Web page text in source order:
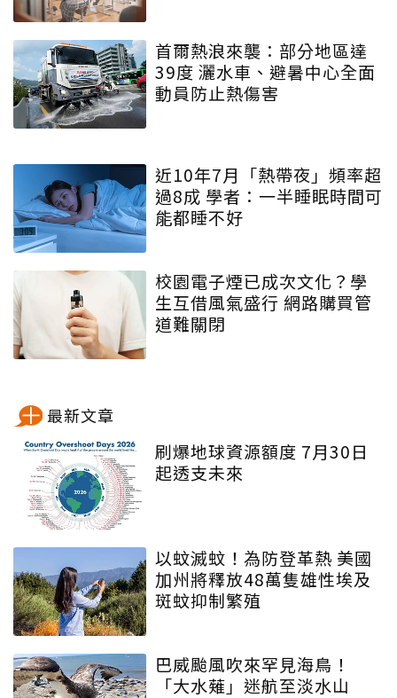
首爾熱浪來襲：部分地區達
39度 灑水車、避暑中心全面
動員防止熱傷害
近10年7月「熱帶夜」頻率超
過8成 學者：一半睡眠時間可
能都睡不好
校園電子煙已成次文化？學
生互借風氣盛行 網路購買管
道難關閉
最新文章
刷爆地球資源額度 7月30日
起透支未來
以蚊滅蚊！為防登革熱 美國
加州將釋放48萬隻雄性埃及
斑蚊抑制繁殖
巴威颱風吹來罕見海鳥！
「大水薙」迷航至淡水山